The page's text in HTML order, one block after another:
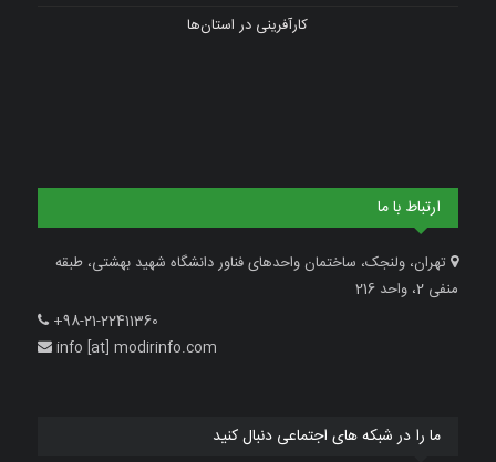
کارآفرینی در استان‌ها
ارتباط با ما
تهران، ولنجک، ساختمان واحدهای فناور دانشگاه شهید بهشتی، طبقه
منفی 2، واحد 216
+98-21-22411360
info [at] modirinfo.com
ما را در شبکه های اجتماعی دنبال کنید